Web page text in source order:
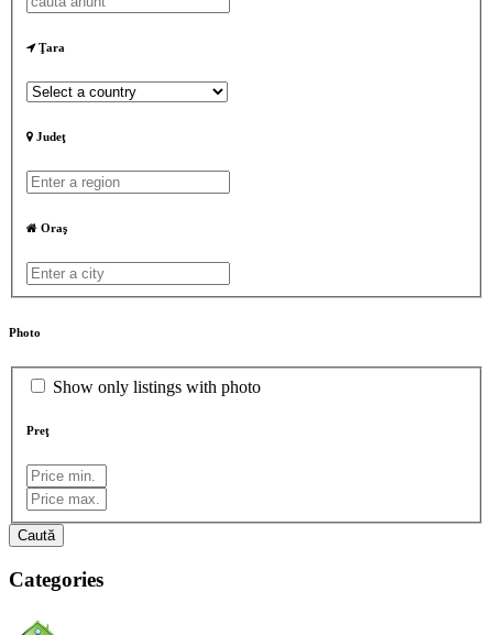
Ţara
Judeţ
Oraş
Photo
Show only listings with photo
Preţ
Caută
Categories